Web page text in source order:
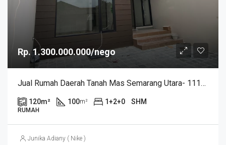
Rp. 1.300.000.000/nego
Jual Rumah Daerah Tanah Mas Semarang Utara- 11147
120m² 100m² 1+2+0 SHM
RUMAH
Junika Adiany ( Nike )